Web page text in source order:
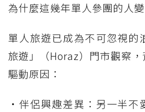
為什麼這幾年單人參團的人
單人旅遊已成為不可忽視的
旅遊」（Horaz）門市觀察
驅動原因：
・伴侶興趣差異：另一半不